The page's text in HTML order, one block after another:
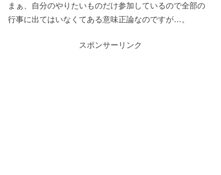
まぁ、自分のやりたいものだけ参加しているので全部の
行事に出てはいなくてある意味正論なのですが…。
スポンサーリンク